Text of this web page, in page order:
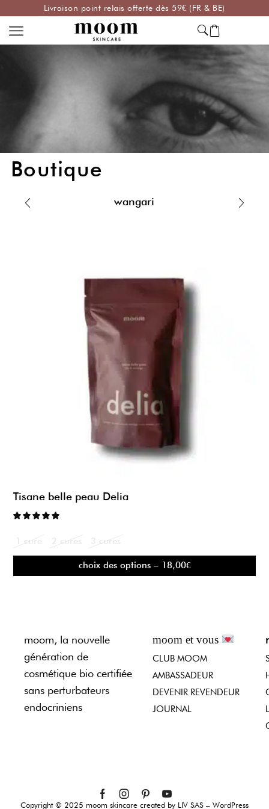
Livraison point relais offerte dès 59€ (FR & BE)
Boutique
wangari
Tisane belle peau Delia
1 cure 2 cures 3 cures
choix des options – 18,00€
moom, la nouvelle
génération de
cosmétique bio certifiée
sans perturbateurs
endocriniens
moom et vous
CLUB MOOM
AMBASSADEUR
DEVENIR REVENDEUR
JOURNAL
Copyright © 2025 moom skincare created by LIV SAS – WordPress